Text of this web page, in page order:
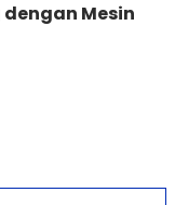
Mesin